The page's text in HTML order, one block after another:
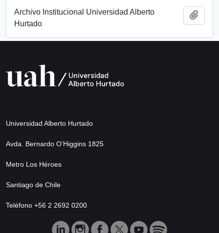
Archivo Institucional Universidad Alberto
Hurtado
Universidad Alberto Hurtado
Avda. Bernardo O’Higgins 1825
Metro Los Héroes
Santiago de Chile
Teléfono +56 2 2692 0200